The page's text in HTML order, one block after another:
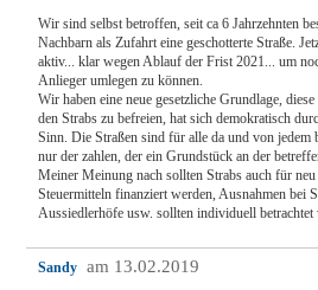
Wir sind selbst betroffen, seit ca 6 Jahrzehnten
Nachbarn als Zufahrt eine geschotterte Straße.
aktiv... klar wegen Ablauf der Frist 2021... um
Anlieger umlegen zu können.
Wir haben eine neue gesetzliche Grundlage,
den Strabs zu befreien, hat sich demokratisch
Sinn. Die Straßen sind für alle da und von jedem
nur der zahlen, der ein Grundstück an der
Meiner Meinung nach sollten Strabs auch für neu
Steuermitteln finanziert werden, Ausnahmen bei
Aussiedlerhöfe usw. sollten individuell betrachtet
Sandy am 13.02.2019